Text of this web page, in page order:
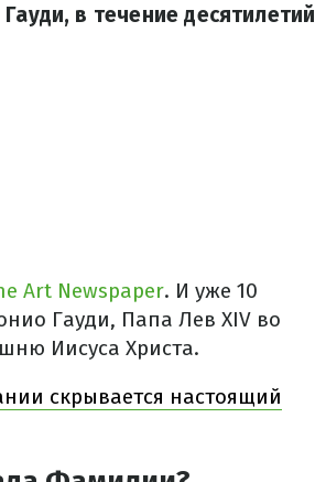
в течение десятилетий
Art Newspaper. И уже 10
Гауди, Папа Лев XIV во
Иисуса Христа.
скрывается настоящий